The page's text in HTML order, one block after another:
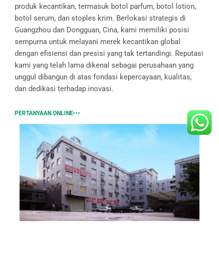
produk kecantikan, termasuk botol parfum, botol lotion,
botol serum, dan stoples krim. Berlokasi strategis di
Guangzhou dan Dongguan, Cina, kami memiliki posisi
sempurna untuk melayani merek kecantikan global
dengan efisiensi dan presisi yang tak tertandingi. Reputasi
kami yang telah lama dikenal sebagai perusahaan yang
unggul dibangun di atas fondasi kepercayaan, kualitas,
dan dedikasi terhadap inovasi.
PERTANYAAN ONLINE